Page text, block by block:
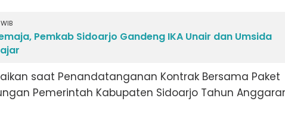
Pemkab Sidoarjo Gandeng IKA Unair dan Umsida
saat Penandatanganan Kontrak Bersama Paket
Pemerintah Kabupaten Sidoarjo Tahun